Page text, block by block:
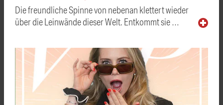
Die freundliche Spinne von nebenan klettert wieder
über die Leinwände dieser Welt. Entkommt sie …